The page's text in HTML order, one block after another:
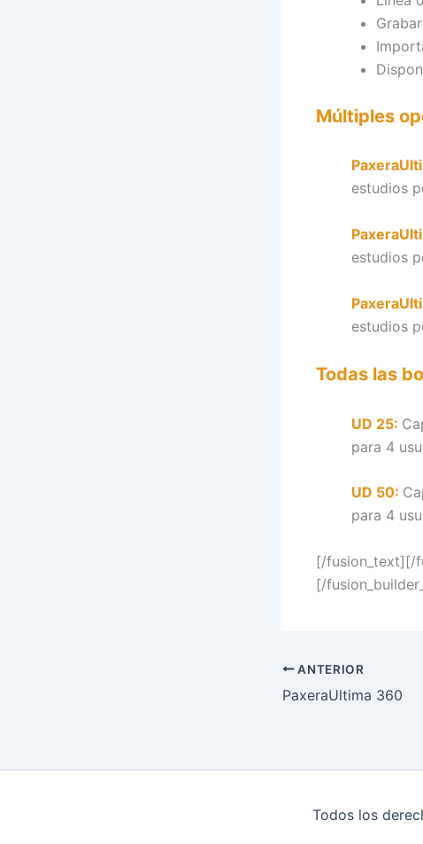
Múltiples
estudios
estudios
estudios
Todas las
UD 25:
para 4
UD 50:
para 4
[/fusion_text][/
[/
ANTERIOR
PaxeraUltima 360
Todos los